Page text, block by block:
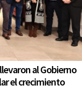
al Gobierno
el crecimiento